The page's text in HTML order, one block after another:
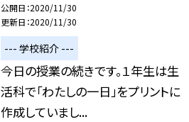
公開日 2020/11/30
更新日 2020/11/30
--- 学校紹介 ---
今日の授業の続きです。１年生は生
活科で「わたしの一日」をプリントに
作成していまし...